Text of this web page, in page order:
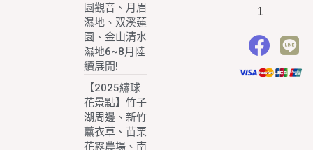
園觀音、月眉
濕地、双溪蓮
園、金山清水
濕地6~8月陸
續展開!
【2025繡球
花景點】竹子
湖周邊、新竹
薰衣草、苗栗
花露農場、南
1